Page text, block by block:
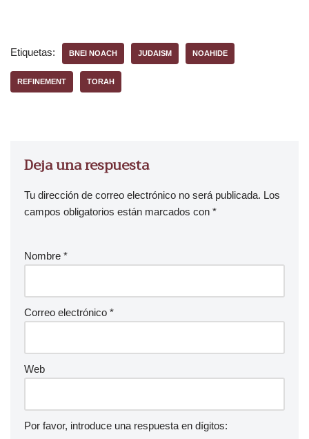
Etiquetas: BNEI NOACH JUDAISM NOAHIDE
REFINEMENT TORAH
Deja una respuesta
Tu dirección de correo electrónico no será publicada. Los
campos obligatorios están marcados con *
Nombre *
Correo electrónico *
Web
Por favor, introduce una respuesta en dígitos: